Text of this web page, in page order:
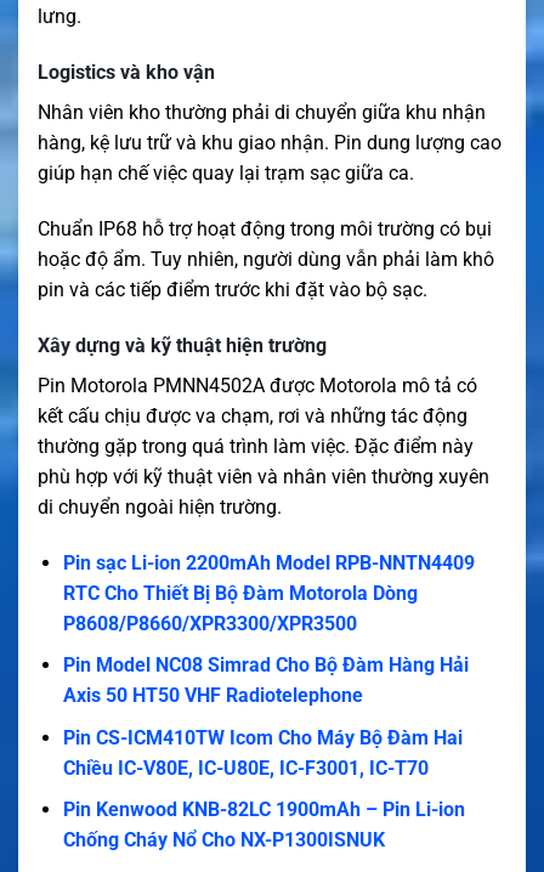
lưng.
Logistics và kho vận
Nhân viên kho thường phải di chuyển giữa khu nhận
hàng, kệ lưu trữ và khu giao nhận. Pin dung lượng cao
giúp hạn chế việc quay lại trạm sạc giữa ca.
Chuẩn IP68 hỗ trợ hoạt động trong môi trường có bụi
hoặc độ ẩm. Tuy nhiên, người dùng vẫn phải làm khô
pin và các tiếp điểm trước khi đặt vào bộ sạc.
Xây dựng và kỹ thuật hiện trường
Pin Motorola PMNN4502A được Motorola mô tả có
kết cấu chịu được va chạm, rơi và những tác động
thường gặp trong quá trình làm việc. Đặc điểm này
phù hợp với kỹ thuật viên và nhân viên thường xuyên
di chuyển ngoài hiện trường.
Pin sạc Li-ion 2200mAh Model RPB-NNTN4409
RTC Cho Thiết Bị Bộ Đàm Motorola Dòng
P8608/P8660/XPR3300/XPR3500
Pin Model NC08 Simrad Cho Bộ Đàm Hàng Hải
Axis 50 HT50 VHF Radiotelephone
Pin CS-ICM410TW Icom Cho Máy Bộ Đàm Hai
Chiều IC-V80E, IC-U80E, IC-F3001, IC-T70
Pin Kenwood KNB-82LC 1900mAh – Pin Li-ion
Chống Cháy Nổ Cho NX-P1300ISNUK